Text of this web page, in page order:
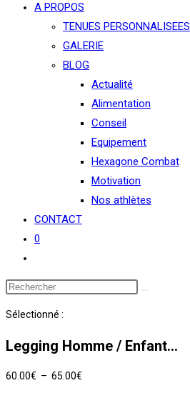
A PROPOS
TENUES PERSONNALISEES
GALERIE
BLOG
Actualité
Alimentation
Conseil
Equipement
Hexagone Combat
Motivation
Nos athlètes
CONTACT
0
website
search
Sélectionné :
Legging Homme / Enfant…
60.00€ – 65.00€